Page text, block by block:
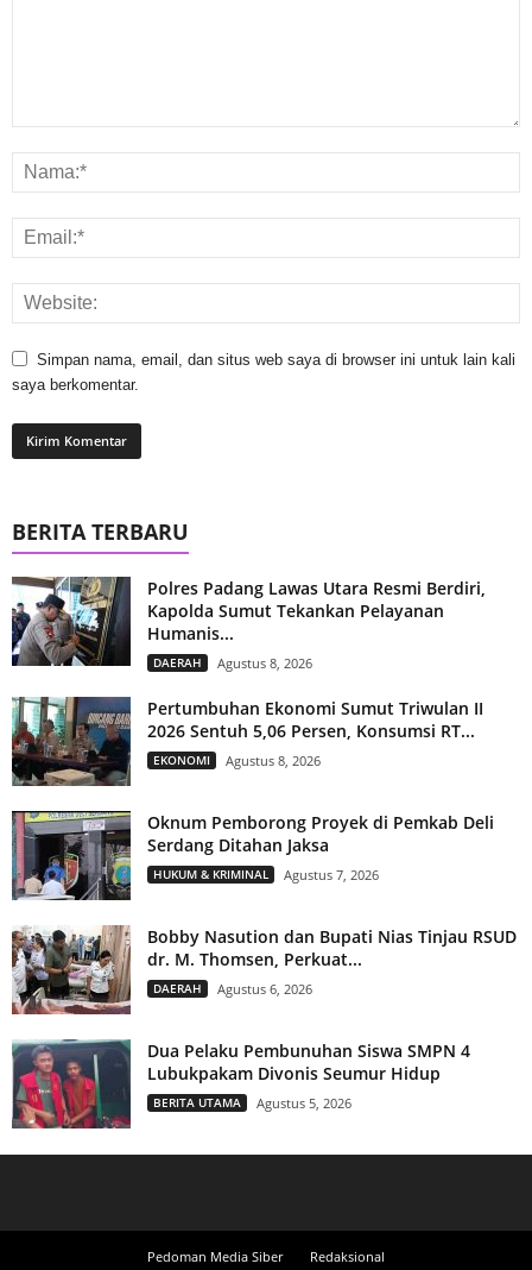
Simpan nama, email, dan situs web saya di browser ini untuk lain kali
saya berkomentar.
BERITA TERBARU
Polres Padang Lawas Utara Resmi Berdiri,
Kapolda Sumut Tekankan Pelayanan
Humanis...
DAERAH Agustus 8, 2026
Pertumbuhan Ekonomi Sumut Triwulan II
2026 Sentuh 5,06 Persen, Konsumsi RT...
EKONOMI Agustus 8, 2026
Oknum Pemborong Proyek di Pemkab Deli
Serdang Ditahan Jaksa
HUKUM & KRIMINAL Agustus 7, 2026
Bobby Nasution dan Bupati Nias Tinjau RSUD
dr. M. Thomsen, Perkuat...
DAERAH Agustus 6, 2026
Dua Pelaku Pembunuhan Siswa SMPN 4
Lubukpakam Divonis Seumur Hidup
BERITA UTAMA Agustus 5, 2026
Pedoman Media Siber Redaksional